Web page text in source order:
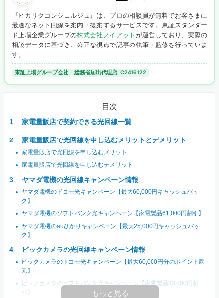
『ヒカリクコンシェルジュ』は、プロの相談員が無料でお客さまに
最適なネット回線を案内・提案するサービスです。東証スタンダー
ド上場企業グループの株式会社ノイアット が運営しており、実際の
相談データに基づき、公正な視点で記事の執筆・監修を行っていま
す。
東証上場グループ会社 総務省届出代理店: C2416122
目次
家電量販店で契約できる光回線一覧
家電量販店で光回線を申し込むメリットとデメリット
家電量販店で光回線を申し込むメリット
家電量販店で光回線を申し込むデメリット
ヤマダ電機の光回線キャンペーン情報
ヤマダ電機のドコモ光キャンペーン【最大60,000円キャッシュバッ
ク】
ヤマダ電機のソフトバンク光キャンペーン【家電製品61,000円割引】
ヤマダ電機のauひかりキャンペーン【最大25,000円キャッシュバッ
ク】
ビックカメラの光回線キャンペーン情報
ビックカメラのドコモ光キャンペーン【最大60,000円分のポイント還
元】
ビックカメラのソフトバンク光キャンペーン【家電製品33,000円割
引】
もっと見る